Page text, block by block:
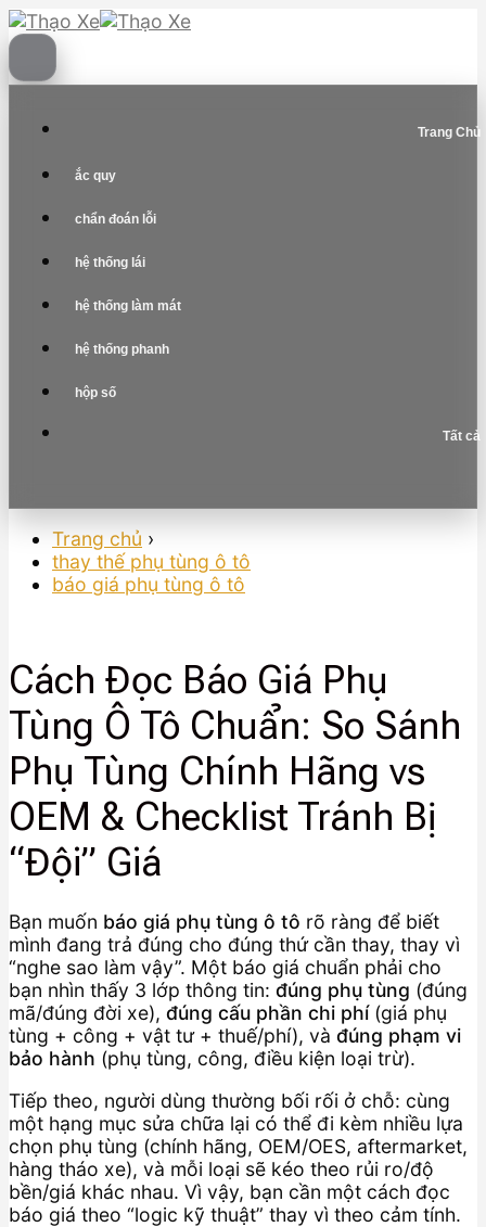
Skip
to
content
Trang Chủ
ắc quy
chẩn đoán lỗi
hệ thống lái
hệ thống làm mát
hệ thống phanh
hộp số
Tất cả
Trang chủ ›
thay thế phụ tùng ô tô
báo giá phụ tùng ô tô
Cách Đọc Báo Giá Phụ
Tùng Ô Tô Chuẩn: So Sánh
Phụ Tùng Chính Hãng vs
OEM & Checklist Tránh Bị
“Đội” Giá
Bạn muốn báo giá phụ tùng ô tô rõ ràng để biết
mình đang trả đúng cho đúng thứ cần thay, thay vì
“nghe sao làm vậy”. Một báo giá chuẩn phải cho
bạn nhìn thấy 3 lớp thông tin: đúng phụ tùng (đúng
mã/đúng đời xe), đúng cấu phần chi phí(giá phụ
tùng + công + vật tư + thuế/phí), và đúng phạm vi
bảo hành (phụ tùng, công, điều kiện loại trừ).
Tiếp theo, người dùng thường bối rối ở chỗ: cùng
một hạng mục sửa chữa lại có thể đi kèm nhiều lựa
chọn phụ tùng (chính hãng, OEM/OES, aftermarket,
hàng tháo xe), và mỗi loại sẽ kéo theo rủi ro/độ
bền/giá khác nhau. Vì vậy, bạn cần một cách đọc
báo giá theo “logic kỹ thuật” thay vì theo cảm tính.